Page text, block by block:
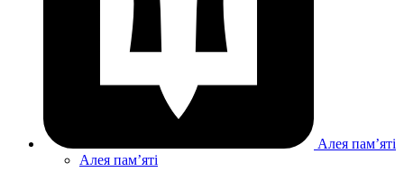
Алея памʼяті
Алея памʼяті